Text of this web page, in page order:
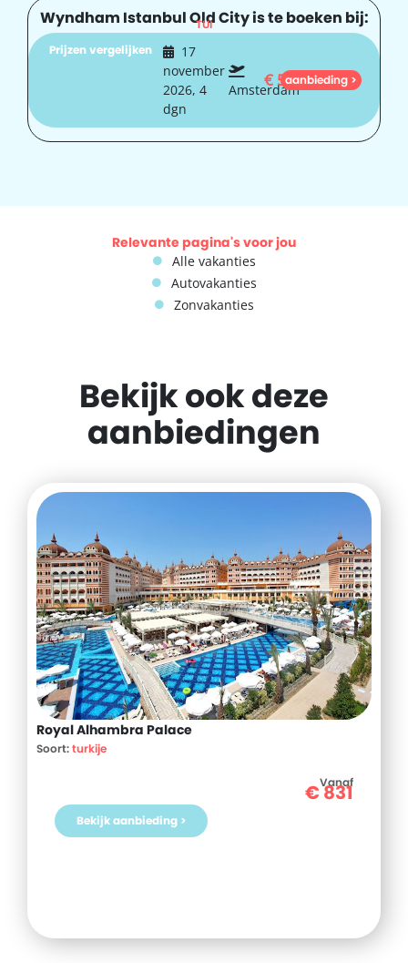
Wyndham Istanbul Old City is te boeken bij:
TUI
Prijzen vergelijken
17
november
2026, 4
dgn
Amsterdam
€ 504
aanbieding >
Relevante pagina's voor jou
Alle vakanties
Autovakanties
Zonvakanties
Bekijk ook deze
aanbiedingen
Royal Alhambra Palace
Soort:turkije
Vanaf
€831
Bekijk aanbieding >